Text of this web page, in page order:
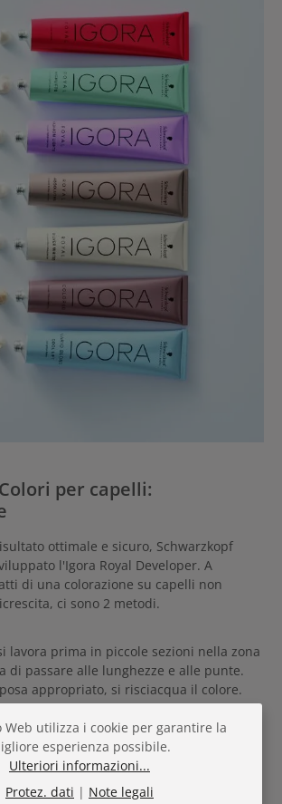
per capelli:
ottimale e sicuro, Schwarzkopf
l'Igora Royal Developer. A
di una colorazione su capelli non
ci sono 2 metodi.
lavora prima in piccole sezioni nella zona
di passare alle lunghezze e alle punte.
appropriato, si risciacqua il colore.
i capelli necessitano di una finitura per
e trattenere il colore in modo
esiste la linea strutturante
la cura post-colorazione o schiaritura.
Web utilizza i cookie per garantire la
esperienza possibile.
Ulteriori informazioni...
Protez. dati | Note legali